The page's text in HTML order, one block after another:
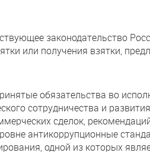
законодательство
или получения взятки,
обязательства во
сотрудничества и
сделок,
антикоррупционные
одной из которых